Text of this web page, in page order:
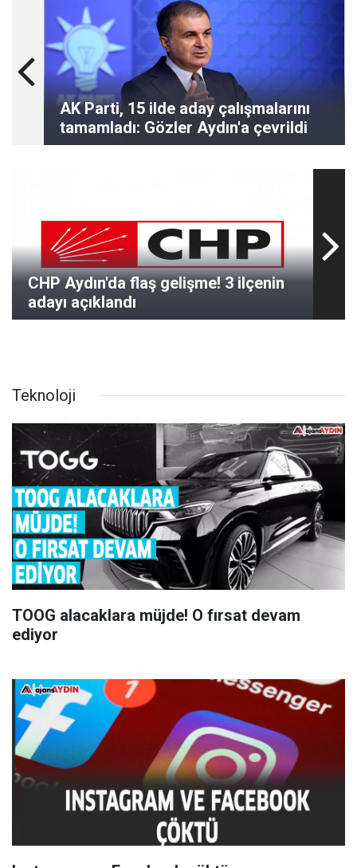
AK Parti, 15 ilde aday çalışmalarını
tamamladı: Gözler Aydın'a çevrildi
CHP Aydın'da flaş gelişme! 3 ilçenin
adayı açıklandı
Teknoloji
TOOG alacaklara müjde! O fırsat devam
ediyor